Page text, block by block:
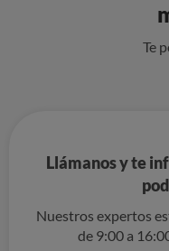
Te
Llámanos y te
Nuestros expertos
de 9:00 a